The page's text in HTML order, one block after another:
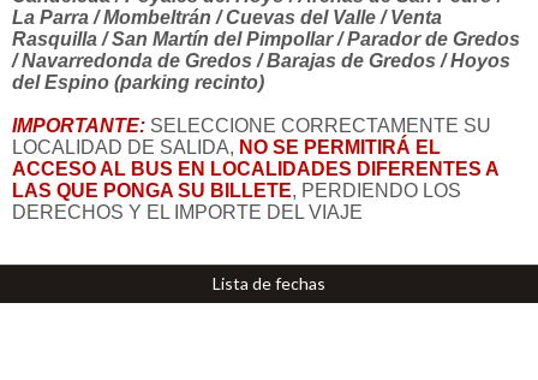
La Parra / Mombeltrán / Cuevas del Valle / Venta
Rasquilla / San Martín del Pimpollar / Parador de Gredos
/ Navarredonda de Gredos / Barajas de Gredos / Hoyos
del Espino (parking recinto)
IMPORTANTE: SELECCIONE CORRECTAMENTE SU
LOCALIDAD DE SALIDA, NO SE PERMITIRÁ EL
ACCESO AL BUS EN LOCALIDADES DIFERENTES A
LAS QUE PONGA SU BILLETE, PERDIENDO LOS
DERECHOS Y EL IMPORTE DEL VIAJE
Lista de fechas